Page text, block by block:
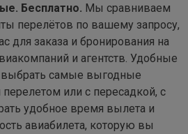
Бесплатно. Мы сравниваем
перелётов по вашему запросу,
для заказа и бронирования на
и агентств. Удобные
самые выгодные
или с пересадкой, с
удобное время вылета и
авиабилета, которую вы